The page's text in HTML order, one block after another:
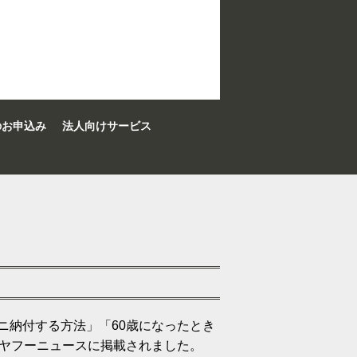
申込み
法人向けサービス
納付する方法」「60歳になったとき
ーニュースに掲載されました。